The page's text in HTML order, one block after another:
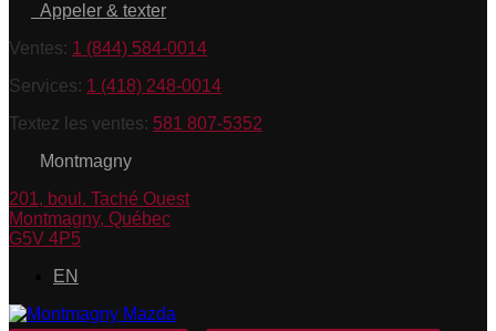
Appeler & texter
Ventes: 1 (844) 584-0014
Services: 1 (418) 248-0014
Textez les ventes: 581 807-5352
Montmagny
201, boul. Taché Ouest
Montmagny, Québec
G5V 4P5
EN